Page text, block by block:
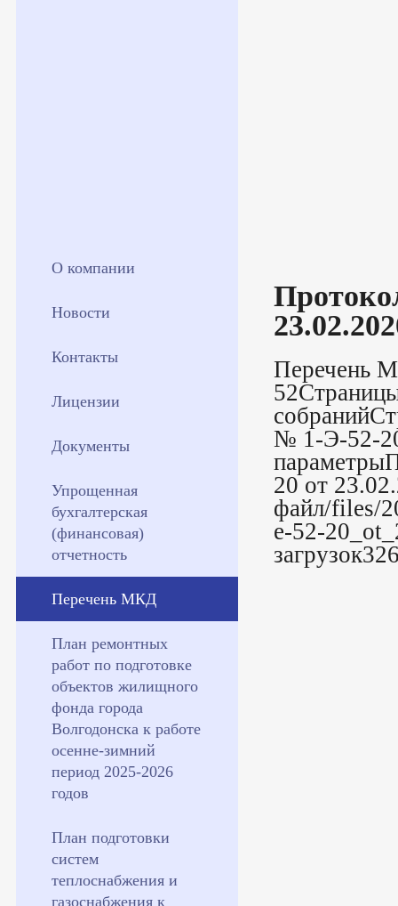
О компании
Новости
Контакты
Лицензии
Документы
Упрощенная
бухгалтерская
(финансовая)
отчетность
Перечень МКД
План ремонтных
работ по подготовке
объектов жилищного
фонда города
Волгодонска к работе
осенне-зимний
период 2025-2026
годов
План подготовки
систем
теплоснабжения и
газоснабжения к
Перечень
№ 1-Э-52-
20 от
файл/files/
e-52-